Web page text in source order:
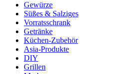
Gewürze
Süßes & Salziges
Vorratsschrank
Getränke
Küchen-Zubehör
Asia-Produkte
DIY
Grillen